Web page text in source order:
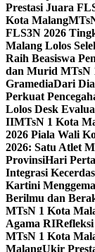
Prestasi Juara
Kota Malang
FLS3N 2026
Malang Lolos
Raih Beasiswa
dan Murid MTsN
GramediaDari
Perkuat
Lolos Desk
IIMTsN 1 Kota
2026 Piala Wali
2026: Satu Atlet
ProvinsiHari
Integrasi
Kartini
Berilmu dan
MTsN 1 Kota
Agama RI
MTsN 1 Kota
MalangUkir